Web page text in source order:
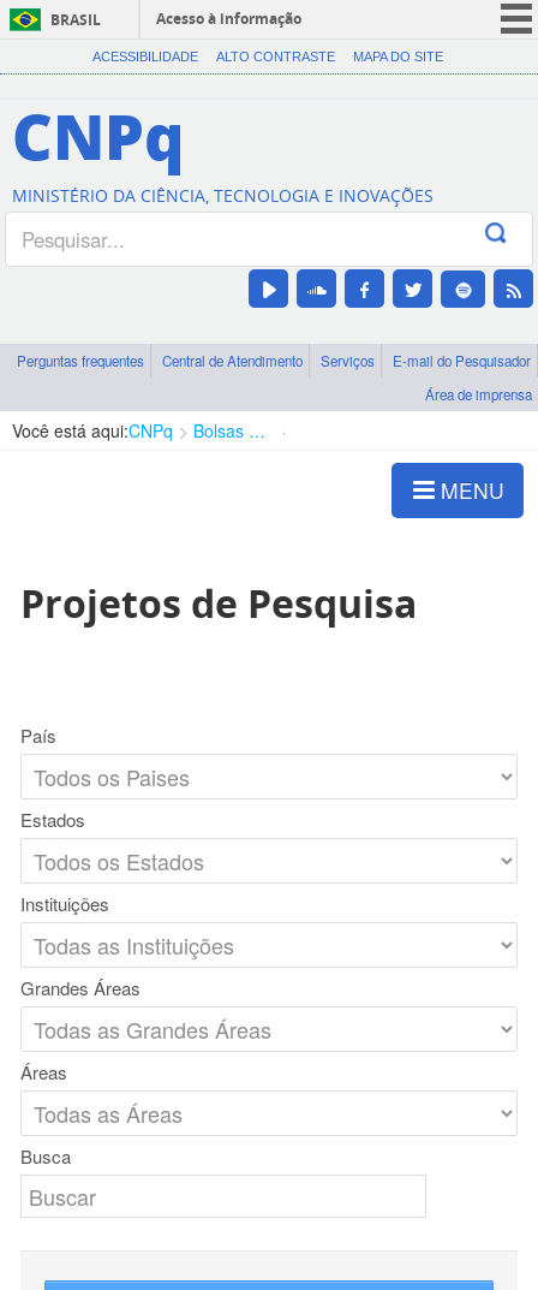
BRASIL
Acesso à informação
CORONAVÍRUS (COVID-19)
Canais
ACESSIBILIDADE ALTO CONTRASTE MAPA DO SITE
CNPq
MINISTÉRIO DA CIÊNCIA, TECNOLOGIA E INOVAÇÕES
Perguntas frequentes Central de Atendimento Serviços
E-mail do Pesquisador
Área de imprensa
Você está aqui:CNPq Bolsas e Auxílios Vigentes
MENU
Projetos de Pesquisa
País
Estados
Instituições
Grandes Áreas
Áreas
Busca